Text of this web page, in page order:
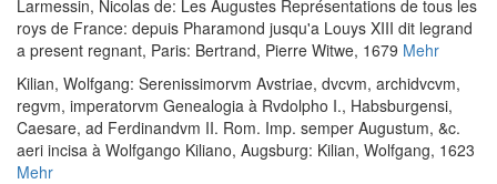
Larmessin, Nicolas de: Les Augustes Représentations de tous les
roys de France: depuis Pharamond jusqu'a Louys XIII dit legrand
a present regnant, Paris: Bertrand, Pierre Witwe, 1679 Mehr
Kilian, Wolfgang: Serenissimorvm Avstriae, dvcvm, archidvcvm,
regvm, imperatorvm Genealogia à Rvdolpho I., Habsburgensi,
Caesare, ad Ferdinandvm II. Rom. Imp. semper Augustum, &c.
aeri incisa à Wolfgango Kiliano, Augsburg: Kilian, Wolfgang, 1623
Mehr